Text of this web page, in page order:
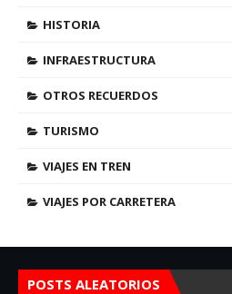
HISTORIA
INFRAESTRUCTURA
OTROS RECUERDOS
TURISMO
VIAJES EN TREN
VIAJES POR CARRETERA
POSTS ALEATORIOS